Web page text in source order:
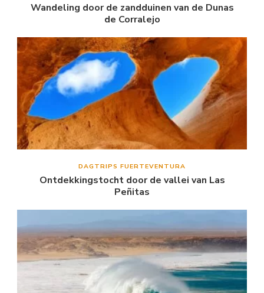
Wandeling door de zandduinen van de Dunas
de Corralejo
DAGTRIPS FUERTEVENTURA
Ontdekkingstocht door de vallei van Las
Peñitas